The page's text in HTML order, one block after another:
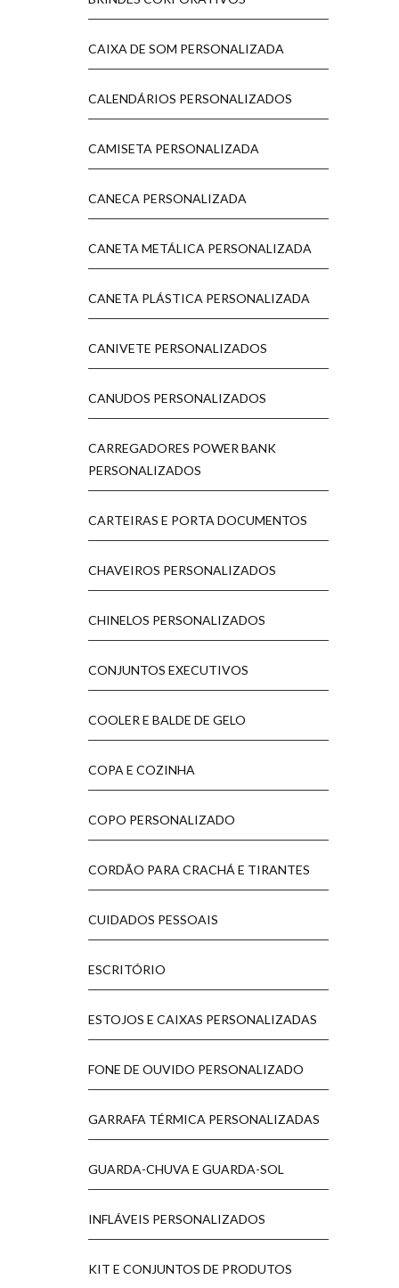
CAIXA DE SOM PERSONALIZADA
CALENDÁRIOS PERSONALIZADOS
CAMISETA PERSONALIZADA
CANECA PERSONALIZADA
CANETA METÁLICA PERSONALIZADA
CANETA PLÁSTICA PERSONALIZADA
CANIVETE PERSONALIZADOS
CANUDOS PERSONALIZADOS
CARREGADORES POWER BANK
PERSONALIZADOS
CARTEIRAS E PORTA DOCUMENTOS
CHAVEIROS PERSONALIZADOS
CHINELOS PERSONALIZADOS
CONJUNTOS EXECUTIVOS
COOLER E BALDE DE GELO
COPA E COZINHA
COPO PERSONALIZADO
CORDÃO PARA CRACHÁ E TIRANTES
CUIDADOS PESSOAIS
ESCRITÓRIO
ESTOJOS E CAIXAS PERSONALIZADAS
FONE DE OUVIDO PERSONALIZADO
GARRAFA TÉRMICA PERSONALIZADAS
GUARDA-CHUVA E GUARDA-SOL
INFLÁVEIS PERSONALIZADOS
KIT E CONJUNTOS DE PRODUTOS